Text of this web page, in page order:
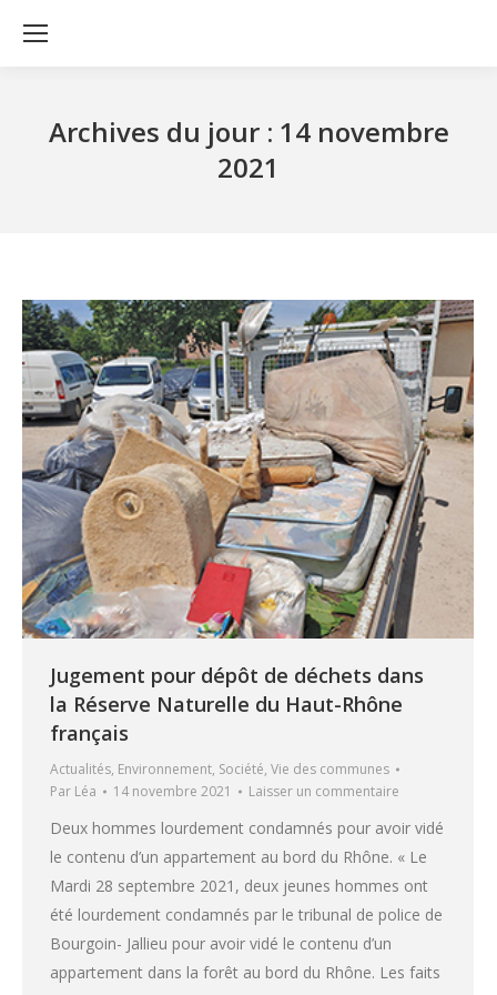
Archives du jour : 14 novembre
2021
Jugement pour dépôt de déchets dans
la Réserve Naturelle du Haut-Rhône
français
Actualités, Environnement, Société, Vie des communes
Par Léa 14 novembre 2021 Laisser un commentaire
Deux hommes lourdement condamnés pour avoir vidé
le contenu d’un appartement au bord du Rhône. « Le
Mardi 28 septembre 2021, deux jeunes hommes ont
été lourdement condamnés par le tribunal de police de
Bourgoin- Jallieu pour avoir vidé le contenu d’un
appartement dans la forêt au bord du Rhône. Les faits